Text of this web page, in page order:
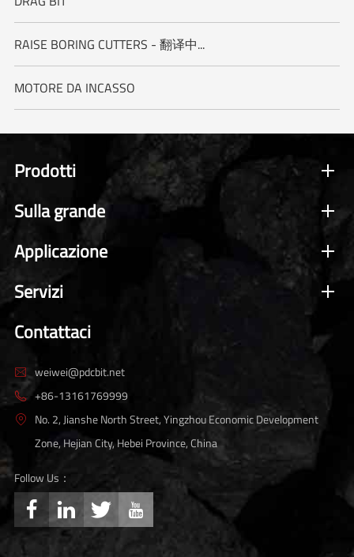
RAISE BORING CUTTERS - 翻译中...
MOTORE DA INCASSO
Prodotti
Sulla grande
Applicazione
Servizi
Contattaci
 weiwei@pdcbit.net
 +86-13161769999

No. 2, Jianshe North Street, Yingzhou Economic Development
Zone, Hejian City, Hebei Province, China
Follow Us：
   